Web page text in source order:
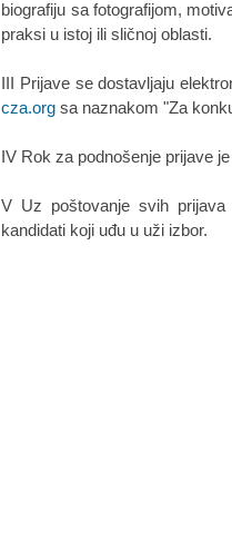
biografiju sa fotografijom,
praksi u istoj ili sličnoj oblasti.
III Prijave se dostavljaju
cza.org sa naznakom "Za
IV Rok za podnošenje prijave
V Uz poštovanje svih
kandidati koji uđu u uži izbor.